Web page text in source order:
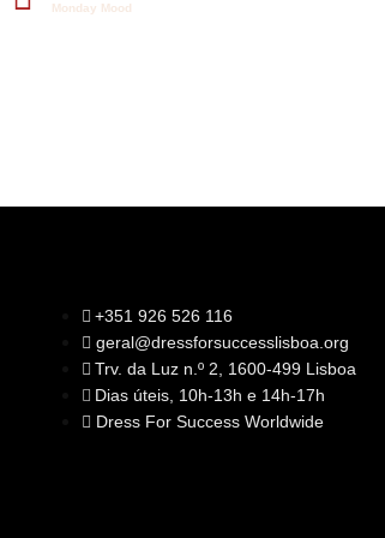
Monday Mood
+351 926 526 116
geral@dressforsuccesslisboa.org
Trv. da Luz n.º 2, 1600-499 Lisboa
Dias úteis, 10h-13h e 14h-17h
Dress For Success Worldwide